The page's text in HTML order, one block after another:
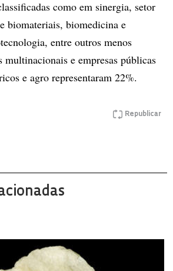
como em sinergia, setor
biomateriais, biomedicina e
entre outros menos
multinacionais e empresas públicas
e agro representaram 22%.
Republicar